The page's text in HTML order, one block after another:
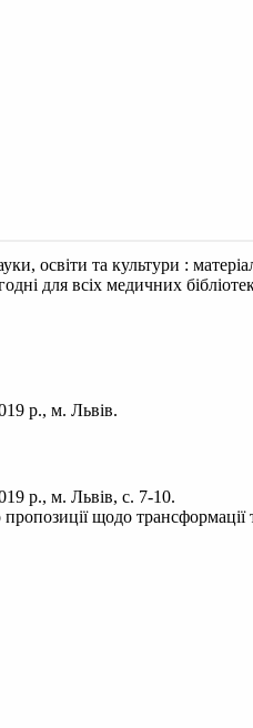
освіти та культури :
для всіх медичних
р., м. Львів.
р., м. Львів, с. 7-10.
щодо трансформації